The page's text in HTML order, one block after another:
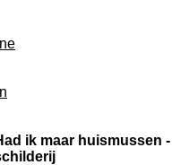
ik maar huismussen -